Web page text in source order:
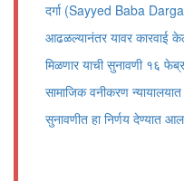
दर्गा (Sayyed Baba
आढळल्यानंतर यावर कारवाई
मिळणार याची सुनावणी १६
सामाजिक वनीकरण
सुनावणीत हा निर्णय